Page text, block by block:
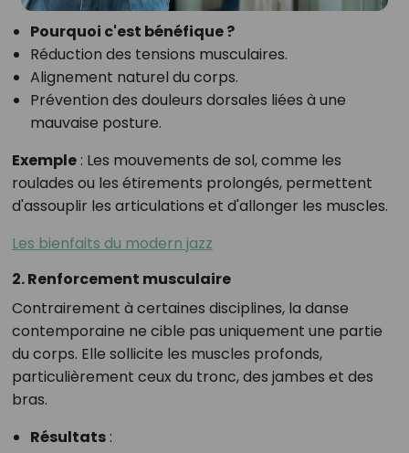
Pourquoi c'est bénéfique ?
Réduction des tensions musculaires.
Alignement naturel du corps.
Prévention des douleurs dorsales liées à une
mauvaise posture.
Exemple: Les mouvements de sol, comme les
roulades ou les étirements prolongés, permettent
d'assouplir les articulations et d'allonger les muscles.
Les bienfaits du modern jazz
2. Renforcement musculaire
Contrairement à certaines disciplines, la danse
contemporaine ne cible pas uniquement une partie
du corps. Elle sollicite les muscles profonds,
particulièrement ceux du tronc, des jambes et des
bras.
Résultats: